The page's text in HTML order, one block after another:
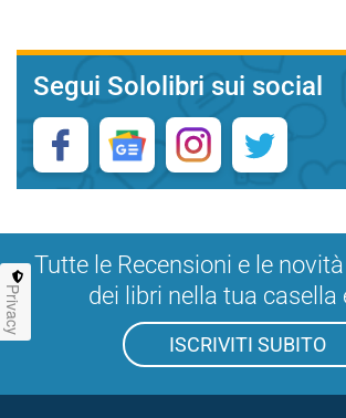
Segui Sololibri sui social
Tutte le Recensioni e le
dei libri nella tua casella
ISCRIVITI SUBITO
Privacy